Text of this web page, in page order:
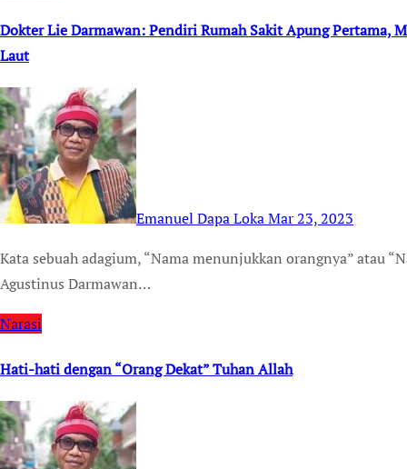
Dokter Lie Darmawan: Pendiri Rumah Sakit Apung Pertama,
Laut
Emanuel Dapa LokaMar 23, 2023
Kata sebuah adagium, “Nama menunjukkan orangnya” atau “Nama adalah tanda” atau nomen est omen. Nama Lie
Agustinus Darmawan…
Narasi
Hati-hati dengan “Orang Dekat” Tuhan Allah